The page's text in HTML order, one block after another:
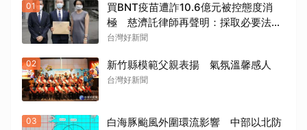
01
買BNT疫苗遭詐10.6億元被控態度消
極 慈濟託律師再聲明：採取必要法律
措施捍衛捐款大眾權益
台灣好新聞
02 新竹縣模範父親表揚 氣氛溫馨感人
台灣好新聞
03
白海豚颱風外圍環流影響 中部以北防